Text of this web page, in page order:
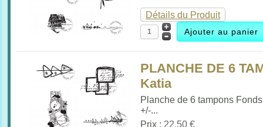
Détails du Produit
PLANCHE DE 6
Katia
Planche de 6 tampons Fonds
+/-...
Prix : 22,50 €